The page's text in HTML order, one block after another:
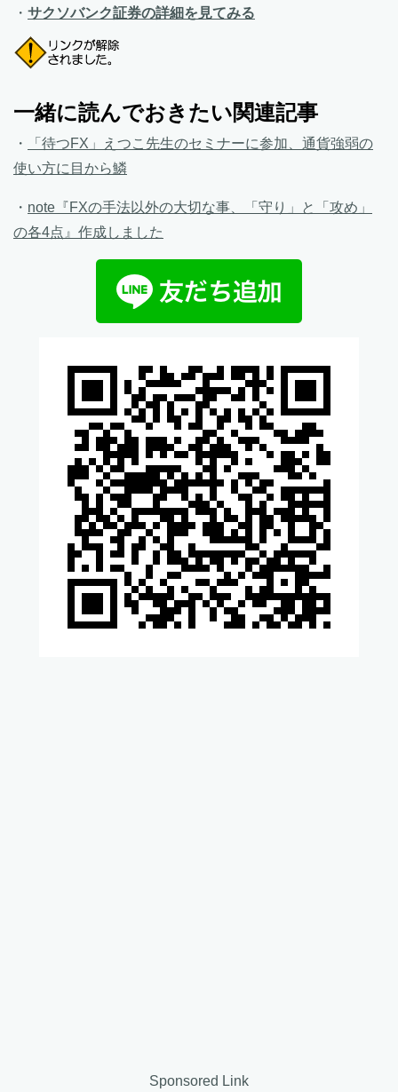
・ サクソバンク証券の詳細を見てみる
一緒に読んでおきたい関連記事
・
「待つFX」えつこ先生のセミナーに参加、通貨強弱の
使い方に目から鱗
・ note『FXの手法以外の大切な事、「守り」と「攻め」
の各4点』作成しました
Sponsored Link